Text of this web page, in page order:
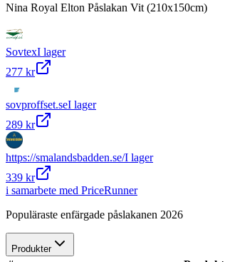
Nina Royal Elton Påslakan Vit (210x150cm)
SovtexI lager
277 kr
sovproffset.seI lager
289 kr
https://smalandsbadden.se/I lager
339 kr
i samarbete med PriceRunner
Populäraste enfärgade påslakanen 2026
Produkter